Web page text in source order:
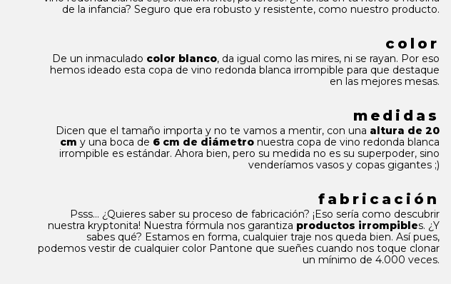
de la infancia? Seguro que era robusto y resistente, como nuestro producto.
color
De un inmaculado color blanco, da igual como las mires, ni se rayan. Por eso
hemos ideado esta copa de vino redonda blanca irrompible para que destaque
en las mejores mesas.
medidas
Dicen que el tamaño importa y no te vamos a mentir, con una altura de 20
cm y una boca de 6 cm de diámetronuestra copa de vino redonda blanca
irrompible es estándar. Ahora bien, pero su medida no es su superpoder, sino
venderíamos vasos y copas gigantes ;)
fabricación
Psss… ¿Quieres saber su proceso de fabricación? ¡Eso sería como descubrir
nuestra kryptonita! Nuestra fórmula nos garantiza productos irrompibles. ¿Y
sabes qué? Estamos en forma, cualquier traje nos queda bien. Así pues,
podemos vestir de cualquier color Pantone que sueñes cuando nos toque clonar
un mínimo de 4.000 veces.